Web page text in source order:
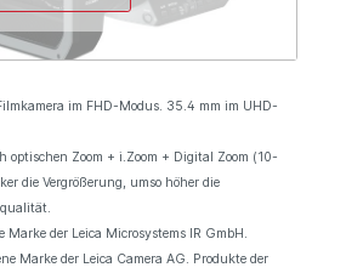
im FHD-Modus. 35.4 mm im UHD-
Zoom + i.Zoom + Digital Zoom (10-
die Vergrößerung, umso höher die
Marke der Leica Microsystems IR GmbH.
Marke der Leica Camera AG. Produkte der